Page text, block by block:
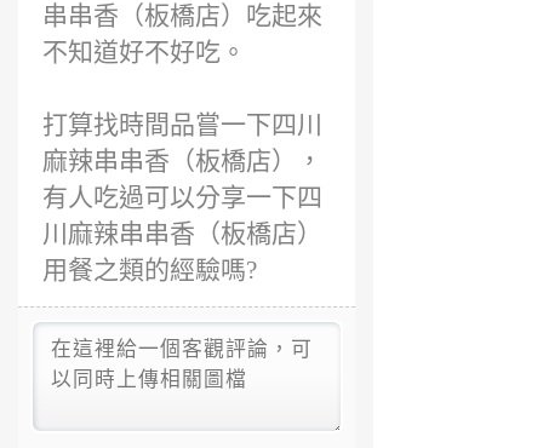
串串香（板橋店）吃起來
不知道好不好吃。
打算找時間品嘗一下四川
麻辣串串香（板橋店），
有人吃過可以分享一下四
川麻辣串串香（板橋店）
用餐之類的經驗嗎?